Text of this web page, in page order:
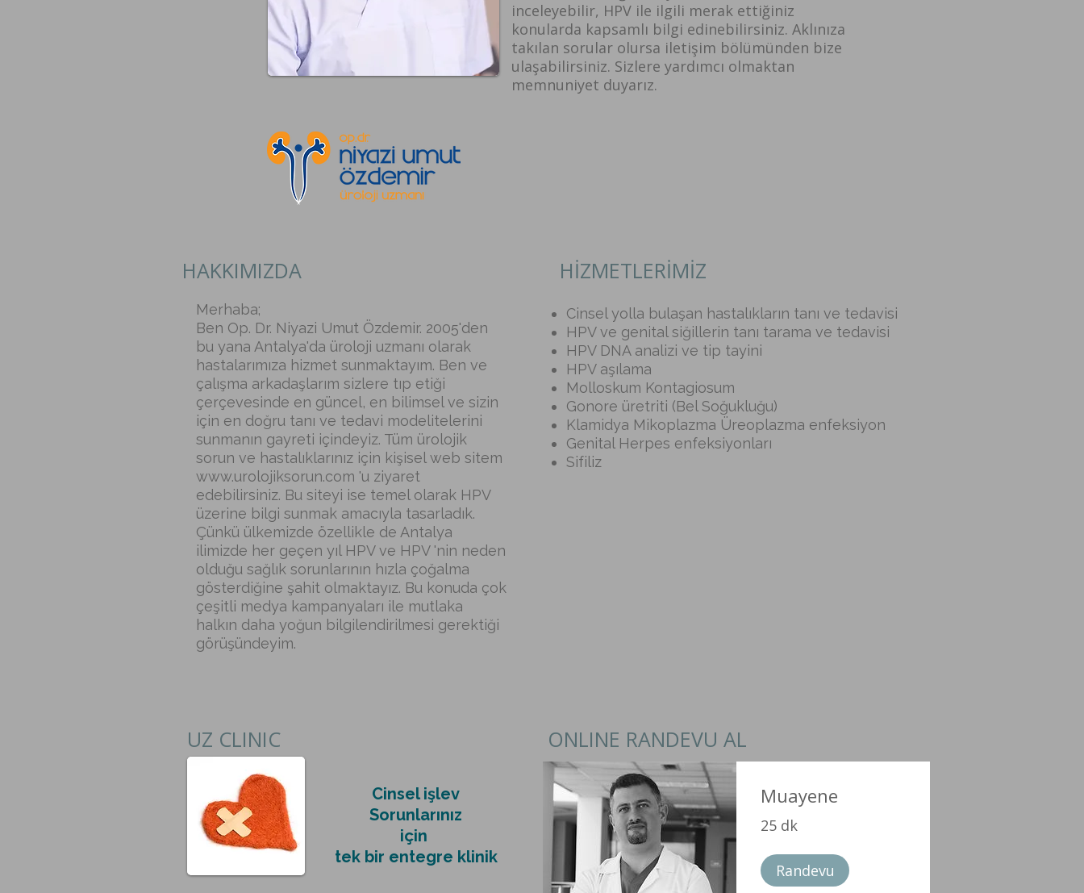
inceleyebilir, HPV ile ilgili merak ettiğiniz
konularda kapsamlı bilgi edinebilirsiniz. Aklınıza
takılan sorular olursa iletişim bölümünden bize
ulaşabilirsiniz. Sizlere yardımcı olmaktan
memnuniyet duyarız.
HAKKIMIZDA
Merhaba;
Ben Op. Dr. Niyazi Umut Özdemir. 2005'den
bu yana Antalya'da üroloji uzmanı olarak
hastalarımıza hizmet sunmaktayım. Ben ve
çalışma arkadaşlarım sizlere tıp etiği
çerçevesinde en güncel, en bilimsel ve sizin
için en doğru tanı ve tedavi modelitelerini
sunmanın gayreti içindeyiz. Tüm ürolojik
sorun ve hastalıklarınız için kişisel web sitem
www.urolojiksorun.com 'u ziyaret
edebilirsiniz. Bu siteyi ise temel olarak HPV
üzerine bilgi sunmak amacıyla tasarladık.
Çünkü ülkemizde özellikle de Antalya
ilimizde her geçen yıl HPV ve HPV 'nin neden
olduğu sağlık sorunlarının hızla çoğalma
gösterdiğine şahit olmaktayız. Bu konuda çok
çeşitli medya kampanyaları ile mutlaka
halkın daha yoğun bilgilendirilmesi gerektiği
görüşündeyim.
HİZMETLERİMİZ
Cinsel yolla bulaşan hastalıkların tanı ve tedavisi
HPV ve genital siğillerin tanı tarama ve tedavisi
HPV DNA analizi ve tip tayini
HPV aşılama
Molloskum Kontagiosum
Gonore üretriti (Bel Soğukluğu)
Klamidya Mikoplazma Üreoplazma enfeksiyon
Genital Herpes enfeksiyonları
Sifiliz
UZ CLINIC
Cinsel işlev
Sorunlarınız
için
tek bir entegre klinik
ONLINE RANDEVU AL
Muayene
25 dk
Randevu